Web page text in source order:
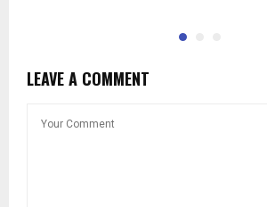
LEAVE A COMMENT